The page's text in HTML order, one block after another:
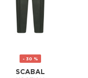
- 30 %
SCABAL